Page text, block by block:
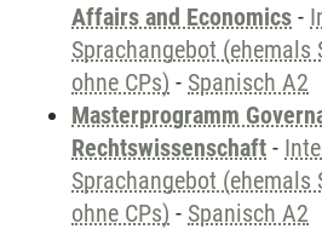
Affairs and Economics -
Sprachangebot (ehemals
ohne CPs) - Spanisch A2
Masterprogramm
Rechtswissenschaft -
Sprachangebot (ehemals
ohne CPs) - Spanisch A2